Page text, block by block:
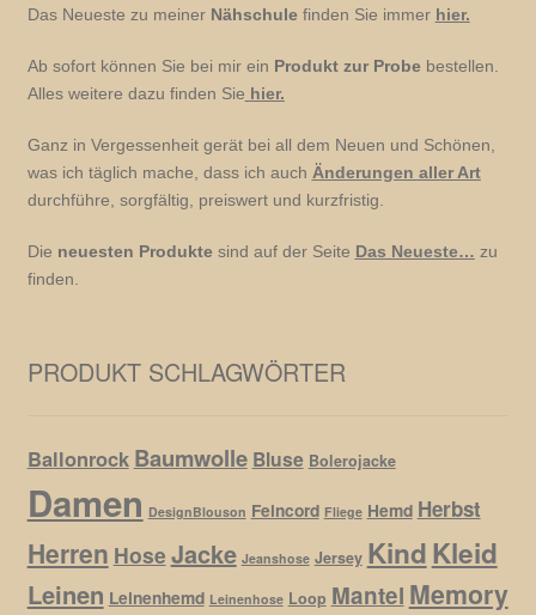
Das Neueste zu meiner Nähschulefinden Sie immer hier.
Ab sofort können Sie bei mir ein Produkt zur Probebestellen.
Alles weitere dazu finden Sie hier.
Ganz in Vergessenheit gerät bei all dem Neuen und Schönen,
was ich täglich mache, dass ich auch Änderungen aller Art
durchführe, sorgfältig, preiswert und kurzfristig.
Die neuesten Produktesind auf der Seite Das Neueste… zu
finden.
PRODUKT SCHLAGWÖRTER
Ballonrock Baumwolle Bluse Bolerojacke
Damen DesignBlouson Feincord Fliege Hemd Herbst
Herren Hose Jacke Jeanshose Jersey KindKleid
Leinen Leinenhemd Leinenhose Loop Mantel Memory